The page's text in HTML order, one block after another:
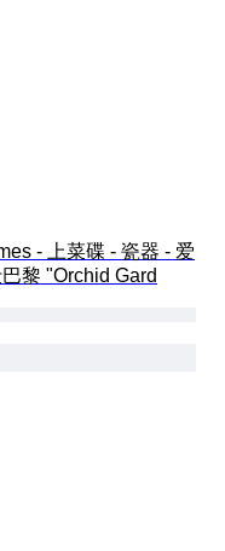
- 上菜碟 - 瓷器 - 爱
黎 "Orchid Gard